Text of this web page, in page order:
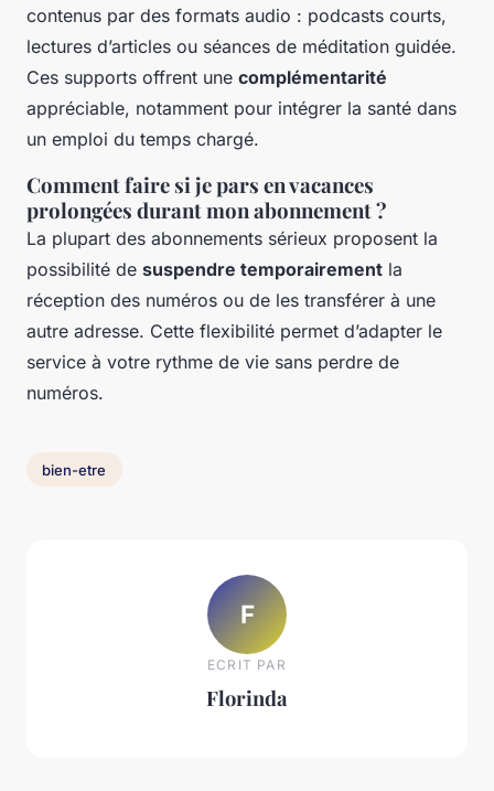
contenus par des formats audio : podcasts courts,
lectures d’articles ou séances de méditation guidée.
Ces supports offrent une complémentarité
appréciable, notamment pour intégrer la santé dans
un emploi du temps chargé.
Comment faire si je pars en vacances
prolongées durant mon abonnement ?
La plupart des abonnements sérieux proposent la
possibilité de suspendre temporairement la
réception des numéros ou de les transférer à une
autre adresse. Cette flexibilité permet d’adapter le
service à votre rythme de vie sans perdre de
numéros.
bien-etre
F
ECRIT PAR
Florinda